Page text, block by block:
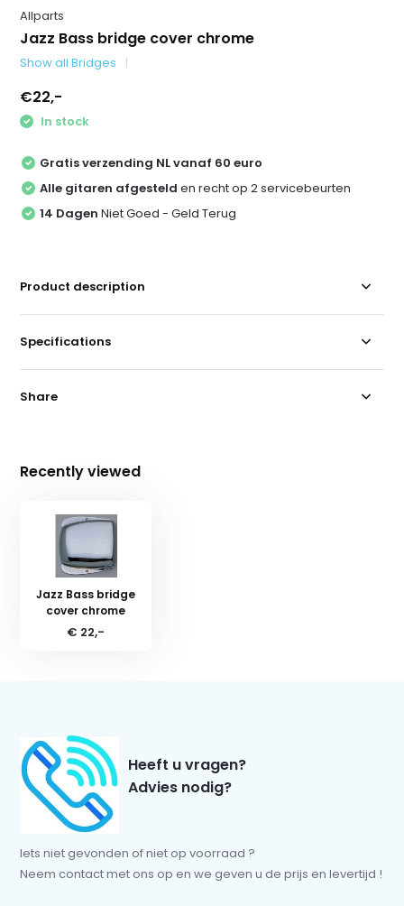
Allparts
Jazz Bass bridge cover chrome
Show all Bridges
€22,-
In stock
Gratis verzending NL vanaf 60 euro
Alle gitaren afgesteld en recht op 2 servicebeurten
14 Dagen Niet Goed - Geld Terug
Product description
Specifications
Share
Recently viewed
Jazz Bass bridge
cover chrome
€ 22,-
Heeft u vragen?
Advies nodig?
Iets niet gevonden of niet op voorraad ?
Neem contact met ons op en we geven u de prijs en levertijd !